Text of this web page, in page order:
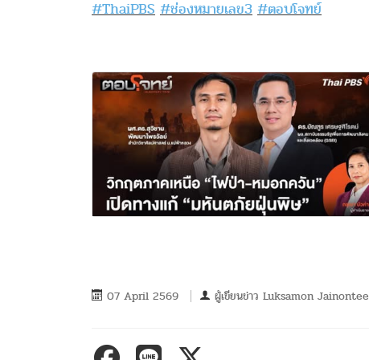
#ThaiPBS #ช่องหมายเลข3 #ตอบโจทย์
07 April 2569 ผู้เขียนข่าว Luksamon Jainontee